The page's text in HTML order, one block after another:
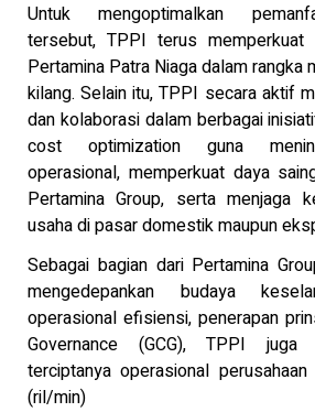
Untuk mengoptimalkan
tersebut, TPPI terus memperkuat
Pertamina Patra Niaga dalam rangka
kilang. Selain itu, TPPI secara aktif
dan kolaborasi dalam berbagai
cost optimization guna
operasional, memperkuat daya
Pertamina Group, serta menjaga
usaha di pasar domestik maupun
Sebagai bagian dari Pertamina
mengedepankan budaya
operasional efisiensi, penerapan
Governance (GCG), TPPI juga
terciptanya operasional perusahaan
(ril/min)